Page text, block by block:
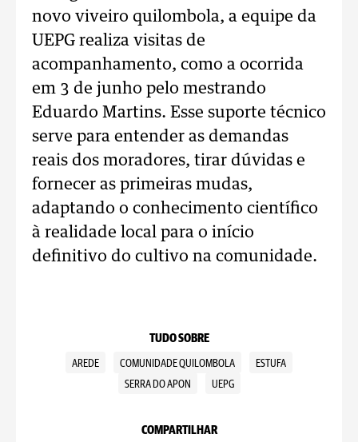
novo viveiro quilombola, a equipe da
UEPG realiza visitas de
acompanhamento, como a ocorrida
em 3 de junho pelo mestrando
Eduardo Martins. Esse suporte técnico
serve para entender as demandas
reais dos moradores, tirar dúvidas e
fornecer as primeiras mudas,
adaptando o conhecimento científico
à realidade local para o início
definitivo do cultivo na comunidade.
TUDO SOBRE
AREDE COMUNIDADE QUILOMBOLA
ESTUFA
SERRA DO APON
UEPG
COMPARTILHAR